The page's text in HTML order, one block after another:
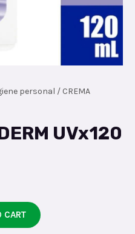
personal / CREMA
UVx120
CART